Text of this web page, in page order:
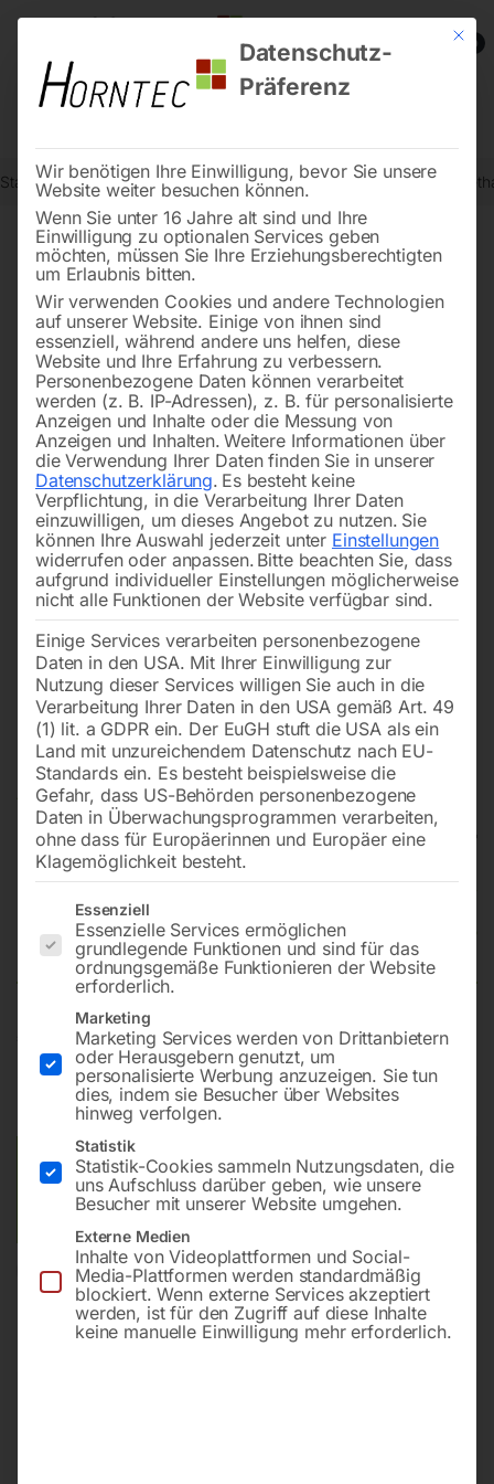
0
Start Werkstatttechnik Ventilatoren und Luftentfeuchter
Polyurethan Flexschlauch NW
125mm – Länge 5 Meter
72,00
inkl. MwSt. zzgl.Versandkosten
Lieferzeit:ca. 5 - 10 Werktage
Versandkosten Standard (Österreich):€20,00
Bitte beachten Sie: Die Versandkosten gelten für Österreich.
Andere Länder können abweichen.
In den Warenkorb
Mit
Datenschutz-
Präferenz
Wir benötigen Ihre Einwilligung, bevor Sie unsere
Website weiter besuchen können.
Wenn Sie unter 16 Jahre alt sind und Ihre
Einwilligung zu optionalen Services geben
möchten, müssen Sie Ihre Erziehungsberechtigten
um Erlaubnis bitten.
Wir verwenden Cookies und andere Technologien
auf unserer Website. Einige von ihnen sind
essenziell, während andere uns helfen, diese
Website und Ihre Erfahrung zu verbessern.
Personenbezogene Daten können verarbeitet
werden (z. B. IP-Adressen), z. B. für personalisierte
Anzeigen und Inhalte oder die Messung von
Anzeigen und Inhalten. Weitere Informationen über
die Verwendung Ihrer Daten finden Sie in unserer
Datenschutzerklärung. Es besteht keine
Verpflichtung, in die Verarbeitung Ihrer Daten
einzuwilligen, um dieses Angebot zu nutzen. Sie
können Ihre Auswahl jederzeit unter Einstellungen
widerrufen oder anpassen. Bitte beachten Sie, dass
aufgrund individueller Einstellungen möglicherweise
nicht alle Funktionen der Website verfügbar sind.
Einige Services verarbeiten personenbezogene
Daten in den USA. Mit Ihrer Einwilligung zur
Nutzung dieser Services willigen Sie auch in die
Verarbeitung Ihrer Daten in den USA gemäß Art. 49
(1) lit. a GDPR ein. Der EuGH stuft die USA als ein
Land mit unzureichendem Datenschutz nach EU-
Standards ein. Es besteht beispielsweise die
Gefahr, dass US-Behörden personenbezogene
Daten in Überwachungsprogrammen verarbeiten,
ohne dass für Europäerinnen und Europäer eine
Klagemöglichkeit besteht.
Es folgt eine Liste der Service-Gruppen, für die eine
Essenziell
Essenzielle Services ermöglichen
grundlegende Funktionen und sind für das
ordnungsgemäße Funktionieren der Website
erforderlich.
Marketing
Marketing Services werden von Drittanbietern
oder Herausgebern genutzt, um
personalisierte Werbung anzuzeigen. Sie tun
dies, indem sie Besucher über Websites
hinweg verfolgen.
Statistik
Statistik-Cookies sammeln Nutzungsdaten, die
uns Aufschluss darüber geben, wie unsere
Besucher mit unserer Website umgehen.
Externe Medien
Inhalte von Videoplattformen und Social-
Media-Plattformen werden standardmäßig
blockiert. Wenn externe Services akzeptiert
werden, ist für den Zugriff auf diese Inhalte
keine manuelle Einwilligung mehr erforderlich.